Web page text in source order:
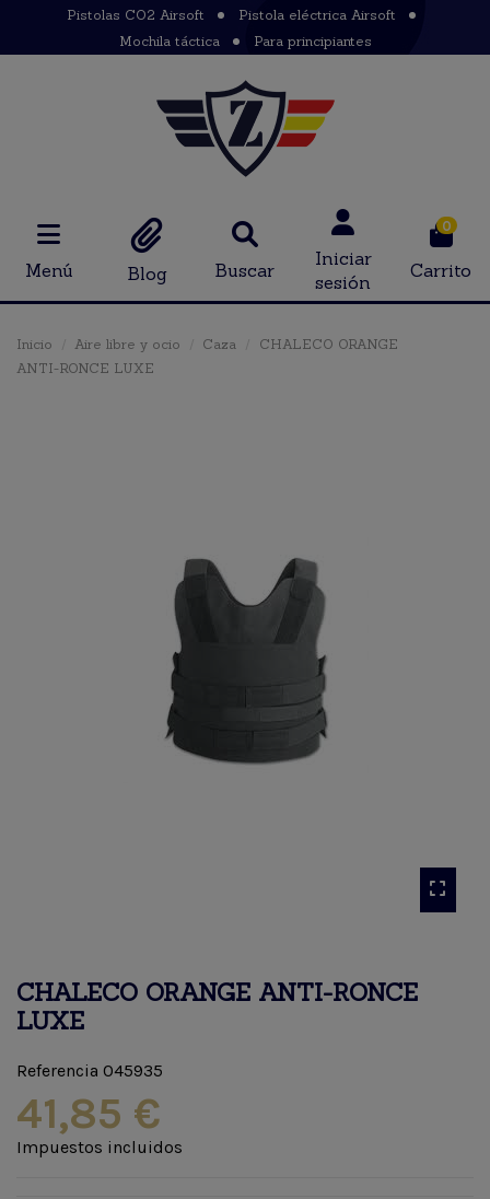
Pistolas CO2 Airsoft
Pistola eléctrica Airsoft
Mochila táctica
Para principiantes
Menú Blog Buscar
Iniciar
sesión
0
Carrito
Inicio Aire libre y ocio Caza
CHALECO ORANGE
ANTI-RONCE LUXE
CHALECO ORANGE ANTI-RONCE
LUXE
Referencia 045935
41,85 €
Impuestos incluidos